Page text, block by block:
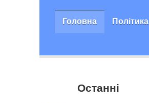
Головна Політика
Останні